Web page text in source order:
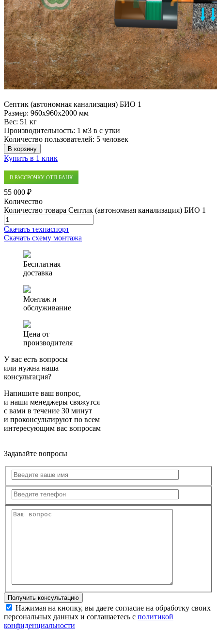
Септик (автономная канализация) БИО 1
Размер: 960x960x2000 мм
Вес: 51 кг
Производительность: 1 м3 в с утки
Количество пользователей: 5 человек
В корзину
Купить в 1 клик
В РАССРОЧКУ ОТП БАНК
55 000 ₽
Количество
Количество товара Септик (автономная канализация) БИО 1
Скачать техпаспорт
Скачать схему монтажа
Бесплатная
доставка
Монтаж и
обслуживание
Цена от
производителя
У вас есть вопросы
или нужна наша
консультация?
Напишите ваш вопрос,
и наши менеджеры свяжутся
с вами в течение 30 минут
и проконсультируют по всем
интересующим вас вопросам
Задавайте вопросы
Нажимая на кнопку, вы даете согласие на обработку своих
персональных данных и соглашаетесь с политикой
конфиденциальности